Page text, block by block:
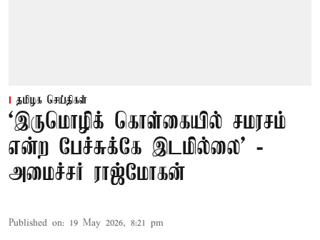
தமிழக செய்திகள்
‘இருமொழிக் கொள்கையில் சமரசம்
என்ற பேச்சுக்கே இடமில்லை’ -
அமைச்சர் ராஜ்மோகன்
Published on: 19 May 2026, 8:21 pm